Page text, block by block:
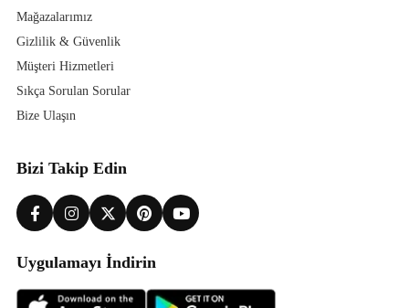
Mağazalarımız
Gizlilik & Güvenlik
Müşteri Hizmetleri
Sıkça Sorulan Sorular
Bize Ulaşın
Bizi Takip Edin
Uygulamayı İndirin